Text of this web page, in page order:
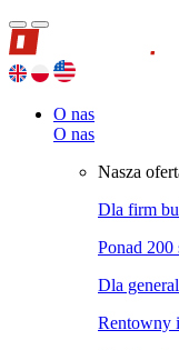
O nas
O nas
Nasza
Dla firm
Ponad 200
Dla
Rentowny